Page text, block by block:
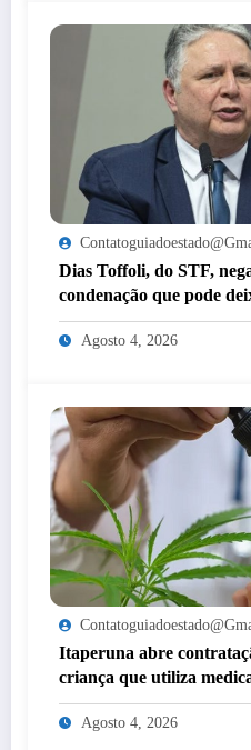
Dias Toffoli, do STF,
condenação que pode
inelegível agora é
Agosto 4, 2026
Itaperuna abre
criança que utiliza
cannabis por decisão
Agosto 4, 2026